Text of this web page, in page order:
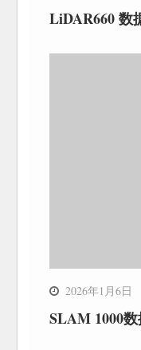
LiDAR660 数
2026年1月6日
SLAM 1000